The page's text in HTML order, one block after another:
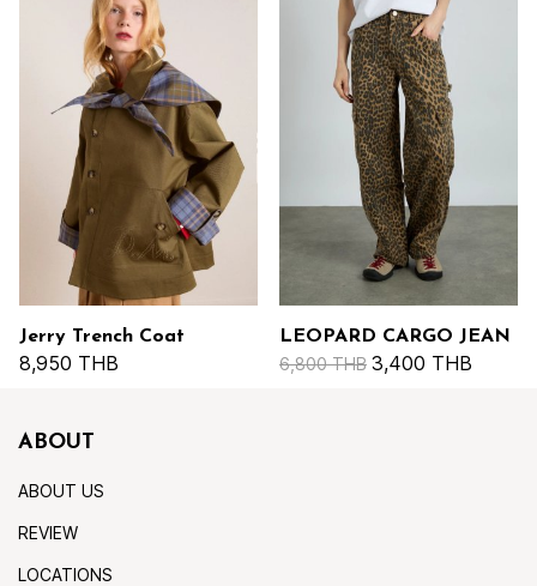
Jerry Trench Coat
8,950 THB
LEOPARD CARGO JEAN
6,800 THB 3,400 THB
ABOUT
ABOUT US
REVIEW
LOCATIONS